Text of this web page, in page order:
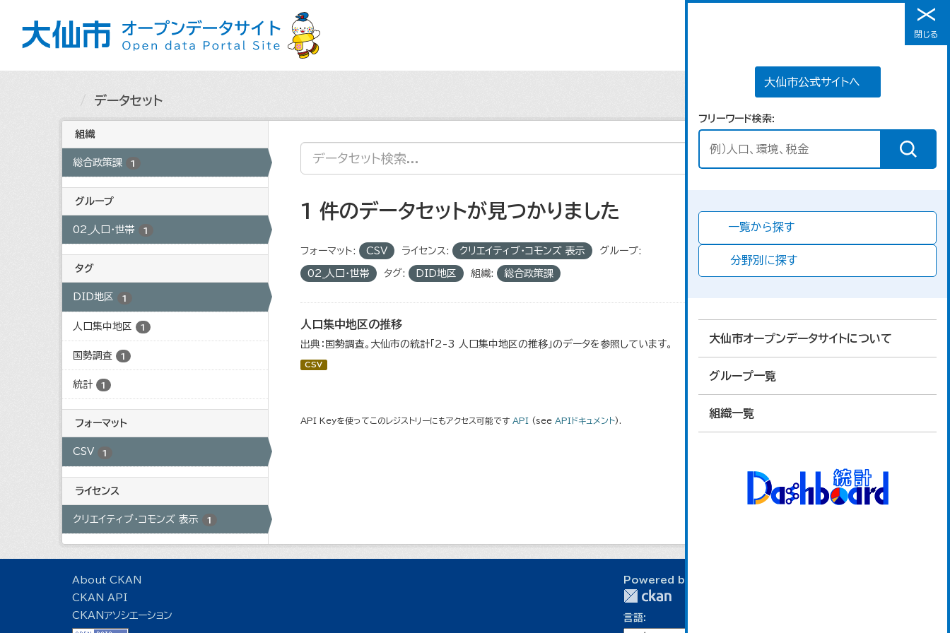
メニュー
大仙市公式サイトへ
フリーワード検索
一覧から探す
分野別に探す
大仙市オープンデータサイトについて
グループ一覧
組織一覧
閉じる
データセット
組織
総合政策課 1
グループ
02_人口・世帯 1
タグ
DID地区 1
人口集中地区 1
国勢調査 1
統計 1
フォーマット
CSV 1
ライセンス
クリエイティブ・コモンズ 表示 1
1 件のデータセットが見つかりました
フォーマット: CSV ライセンス: クリエイティブ・コモンズ 表示 グループ:
02_人口・世帯 タグ: DID地区 組織: 総合政策課
人口集中地区の推移
出典：国勢調査。大仙市の統計「2-3 人口集中地区の推移」のデータを参照しています。
CSV
API Keyを使ってこのレジストリーにもアクセス可能です API (see APIドキュメント).
About CKAN
CKAN API
CKANアソシエーション
Powered by
言語